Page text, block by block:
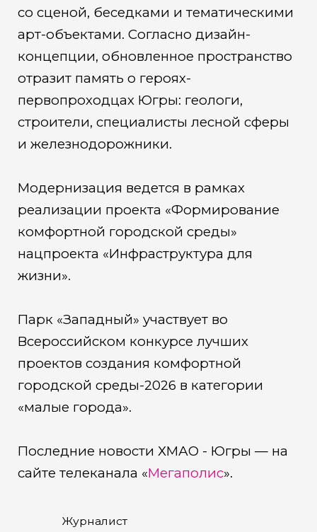
со сценой, беседками и тематическими
арт-объектами. Согласно дизайн-
концепции, обновленное пространство
отразит память о героях-
первопроходцах Югры: геологи,
строители, специалисты лесной сферы
и железнодорожники.
Модернизация ведется в рамках
реализации проекта «Формирование
комфортной городской среды»
нацпроекта «Инфраструктура для
жизни».
Парк «Западный» участвует во
Всероссийском конкурсе лучших
проектов создания комфортной
городской среды-2026 в категории
«малые города».
Последние новости ХМАО - Югры — на
сайте телеканала «Мегаполис».
Журналист